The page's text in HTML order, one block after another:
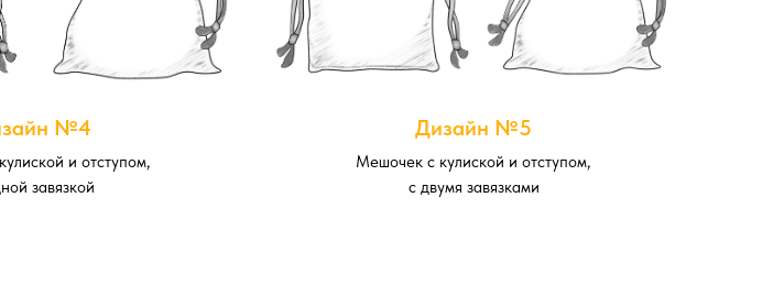
№4
и отступом,
завязкой
Дизайн №5
Мешочек с кулиской и отступом,
с двумя завязками